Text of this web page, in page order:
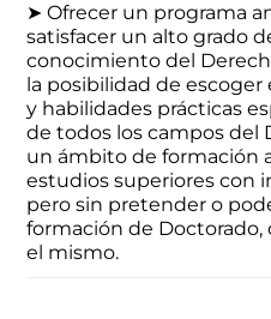
➤ Ofrecer un programa
satisfacer un alto grado
conocimiento del
la posibilidad de
y habilidades prácticas
de todos los campos del
un ámbito de formación
estudios superiores con
pero sin pretender o
formación de Doctorado,
el mismo.